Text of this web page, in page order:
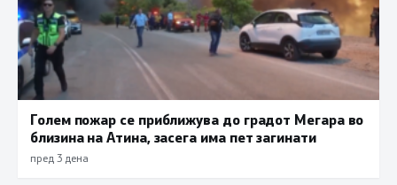
Голем пожар се приближува до градот Мегара во
близина на Атина, засега има пет загинати
пред 3 дена